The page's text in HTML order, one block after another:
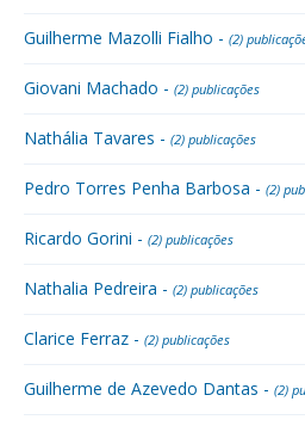
Guilherme Mazolli Fialho - (2)
Giovani Machado - (2) publicações
Nathália Tavares - (2) publicações
Pedro Torres Penha Barbosa - (2)
Ricardo Gorini - (2) publicações
Nathalia Pedreira - (2) publicações
Clarice Ferraz - (2) publicações
Guilherme de Azevedo Dantas - (2)